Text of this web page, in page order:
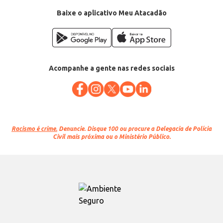
Baixe o aplicativo Meu Atacadão
Acompanhe a gente nas redes sociais
Racismo é crime. Denuncie. Disque 100 ou procure a Delegacia de Polícia
Civil mais próxima ou o Ministério Público.